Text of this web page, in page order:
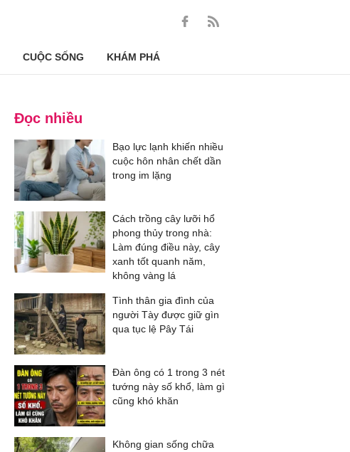
CUỘC SỐNG KHÁM PHÁ
Đọc nhiều
Bạo lực lạnh khiến nhiều
cuộc hôn nhân chết dần
trong im lặng
Cách trồng cây lưỡi hổ
phong thủy trong nhà:
Làm đúng điều này, cây
xanh tốt quanh năm,
không vàng lá
Tình thân gia đình của
người Tày được giữ gìn
qua tục lệ Pây Tái
Đàn ông có 1 trong 3 nét
tướng này số khổ, làm gì
cũng khó khăn
Không gian sống chữa